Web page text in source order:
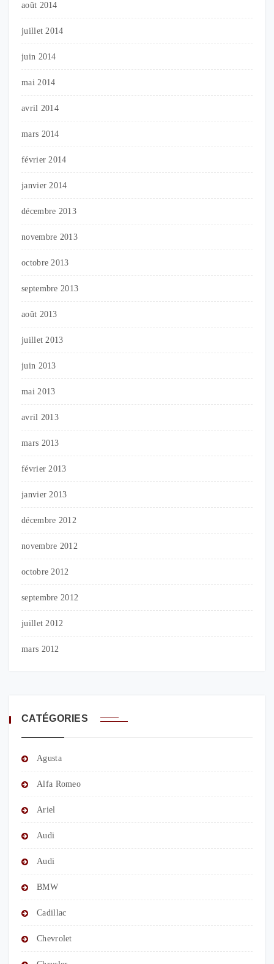
août 2014
juillet 2014
juin 2014
mai 2014
avril 2014
mars 2014
février 2014
janvier 2014
décembre 2013
novembre 2013
octobre 2013
septembre 2013
août 2013
juillet 2013
juin 2013
mai 2013
avril 2013
mars 2013
février 2013
janvier 2013
décembre 2012
novembre 2012
octobre 2012
septembre 2012
juillet 2012
mars 2012
CATÉGORIES
Agusta
Alfa Romeo
Ariel
Audi
Audi
BMW
Cadillac
Chevrolet